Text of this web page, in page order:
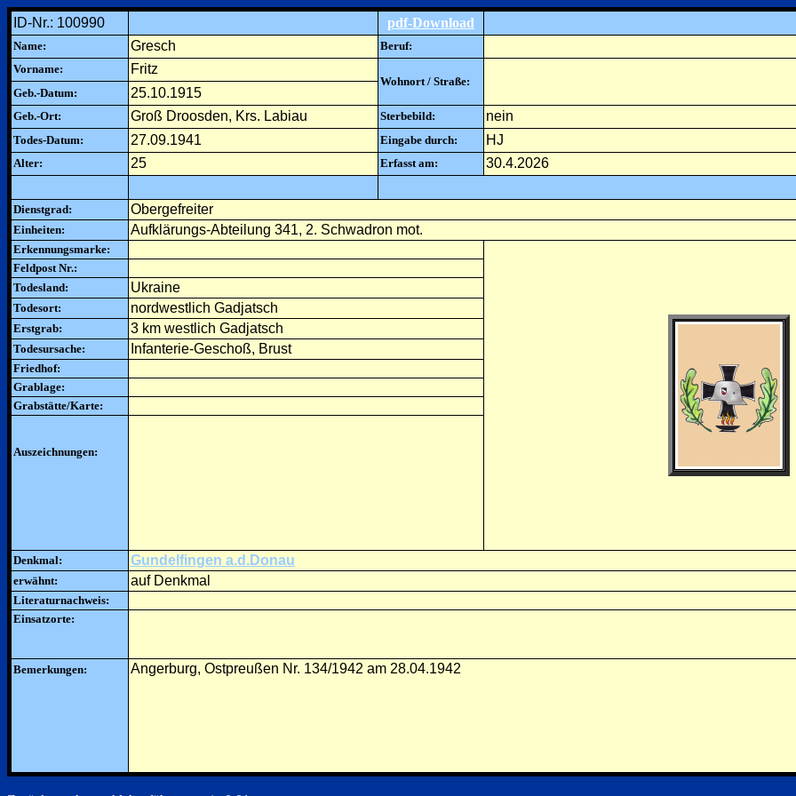
ID-Nr.: 100990 pdf-Download
Name: Gresch
Beruf:
Vorname:
Fritz
Wohnort / Straße:
Geb.-Datum:
25.10.1915
Geb.-Ort: Groß Droosden, Krs. Labiau Sterbebild: nein
Todes-Datum: 27.09.1941 Eingabe durch: HJ
Alter: 25 Erfasst am: 30.4.2026
Dienstgrad: Obergefreiter
Einheiten: Aufklärungs-Abteilung 341, 2. Schwadron mot.
Erkennungsmarke:
Feldpost Nr.:
Todesland:
Ukraine
Todesort: nordwestlich Gadjatsch
Erstgrab: 3 km westlich Gadjatsch
Todesursache: Infanterie-Geschoß, Brust
Friedhof:
Grablage:
Grabstätte/Karte:
Auszeichnungen:
Denkmal: Gundelfingen a.d.Donau
erwähnt: auf Denkmal
Literaturnachweis:
Einsatzorte:
Bemerkungen: Angerburg, Ostpreußen Nr. 134/1942 am 28.04.1942